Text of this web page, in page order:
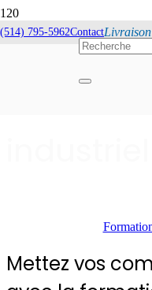
(514) 795-5962Contact
Mettez vos